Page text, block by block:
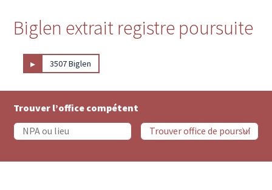
Biglen extrait registre poursuite
▸ 3507 Biglen
Trouver l’office compétent